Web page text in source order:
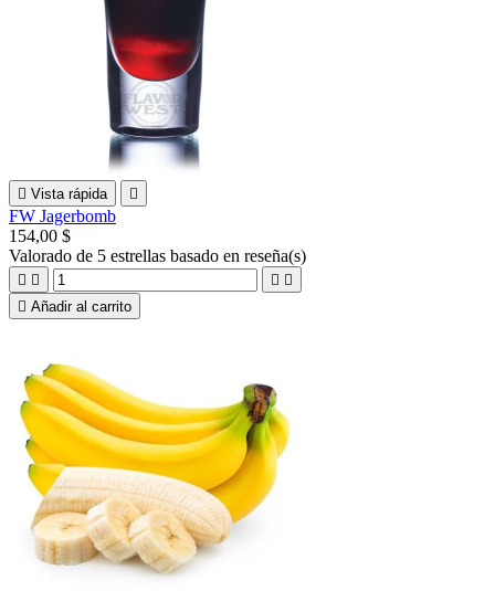
 Vista rápida 
FW Jagerbomb
154,00 $
Valorado de 5 estrellas basado en reseña(s)
   
 Añadir al carrito